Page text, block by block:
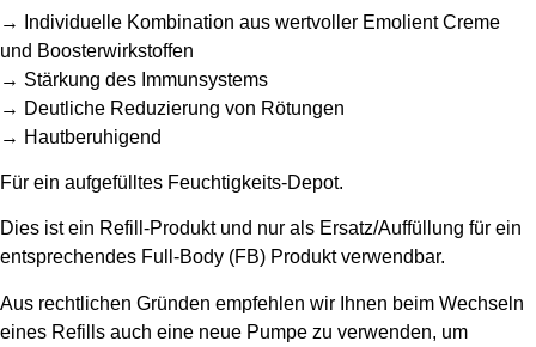
→ Individuelle Kombination aus wertvoller Emolient Creme
und Boosterwirkstoffen
→ Stärkung des Immunsystems
→ Deutliche Reduzierung von Rötungen
→ Hautberuhigend
Für ein aufgefülltes Feuchtigkeits-Depot.
Dies ist ein Refill-Produkt und nur als Ersatz/Auffüllung für ein
entsprechendes Full-Body (FB) Produkt verwendbar.
Aus rechtlichen Gründen empfehlen wir Ihnen beim Wechseln
eines Refills auch eine neue Pumpe zu verwenden, um